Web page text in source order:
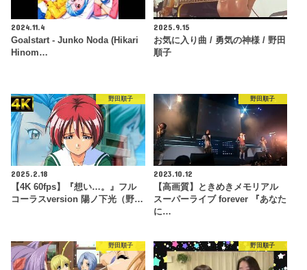
2024.11.4
Goalstart - Junko Noda (Hikari
Hinom…
2025.9.15
お気に入り曲 / 勇気の神様 / 野田
順子
野田順子
2025.2.18
【4K 60fps】『想い…。』フル
コーラスversion 陽ノ下光（野…
野田順子
2023.10.12
【高画質】ときめきメモリアル
スーパーライブ forever 『あなた
に…
野田順子 野田順子